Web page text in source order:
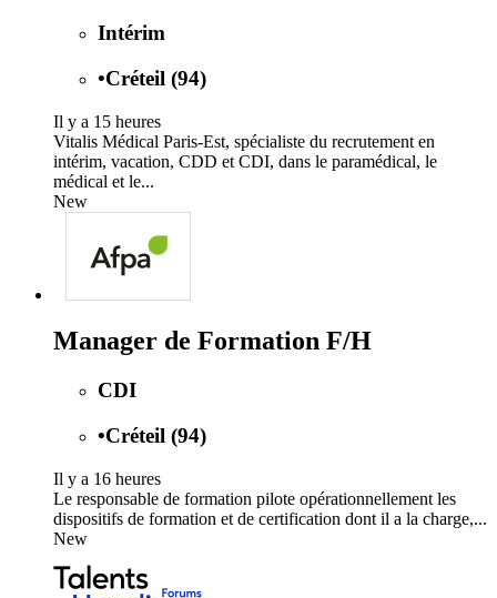
Intérim
•Créteil (94)
Il y a 15 heures
Vitalis Médical Paris-Est, spécialiste du recrutement en
intérim, vacation, CDD et CDI, dans le paramédical, le
médical et le...
New
Manager de Formation F/H
CDI
•Créteil (94)
Il y a 16 heures
Le responsable de formation pilote opérationnellement les
dispositifs de formation et de certification dont il a la charge,...
New